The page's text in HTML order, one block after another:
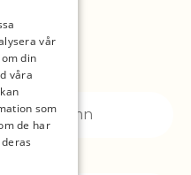
vår
din
våra
som
de har